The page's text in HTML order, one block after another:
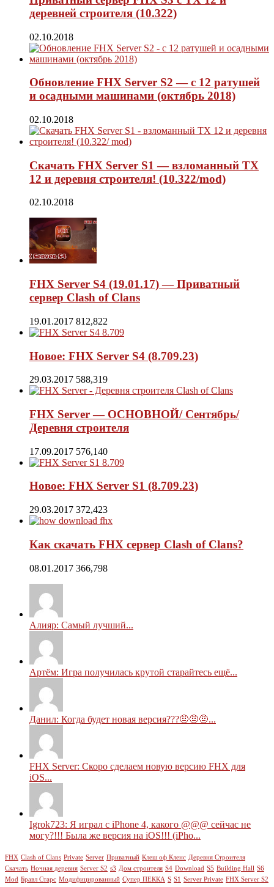
деревней строителя (10.322)
02.10.2018
Обновление FHX Server S2 — с 12 ратушей
и осадными машинами (октябрь 2018)
02.10.2018
Скачать FHX Server S1 — взломанный ТХ
12 и деревня строителя! (10.322/mod)
02.10.2018
FHX Server S4 (19.01.17) — Приватный
сервер Clash of Clans
19.01.2017 812,822
Новое: FHX Server S4 (8.709.23)
29.03.2017 588,319
FHX Server — ОСНОВНОЙ/ Сентябрь/
Деревня строителя
17.09.2017 576,140
Новое: FHX Server S1 (8.709.23)
29.03.2017 372,423
Как скачать FHX сервер Clash of Clans?
08.01.2017 366,798
Алияр: Самый лучший...
Артём: Игра получилась крутой старайтесь ещё...
Данил: Когда будет новая версия???🤨🤨🤨...
FHX Server: Скоро сделаем новую версию FHX для
iOS...
Igrok723: Я играл с iPhone 4, какого @@@ сейчас не
могу?!!! Была же версия на iOS!!! (iPho...
FHX Clash of Clans Private Server Приватный Клеш оф Кленс Деревня Строителя
Скачать Ночная деревня Server S2 s3 Дом строителя S4 Download S5 Building Hall S6
Mod Бравл Старс Модифицированный Супер ПЕККА S S1 Server Private FHX Server S2